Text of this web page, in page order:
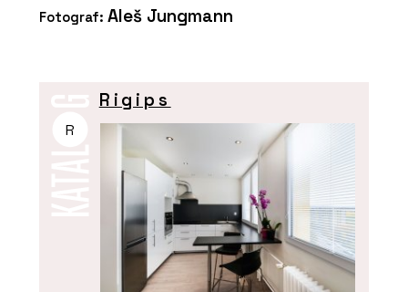
Fotograf: Aleš Jungmann
R
Rigips